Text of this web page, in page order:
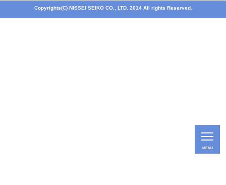
MENU
Copyrights(C) NISSEI SEIKO CO., LTD. 2014 All rights Reserved.